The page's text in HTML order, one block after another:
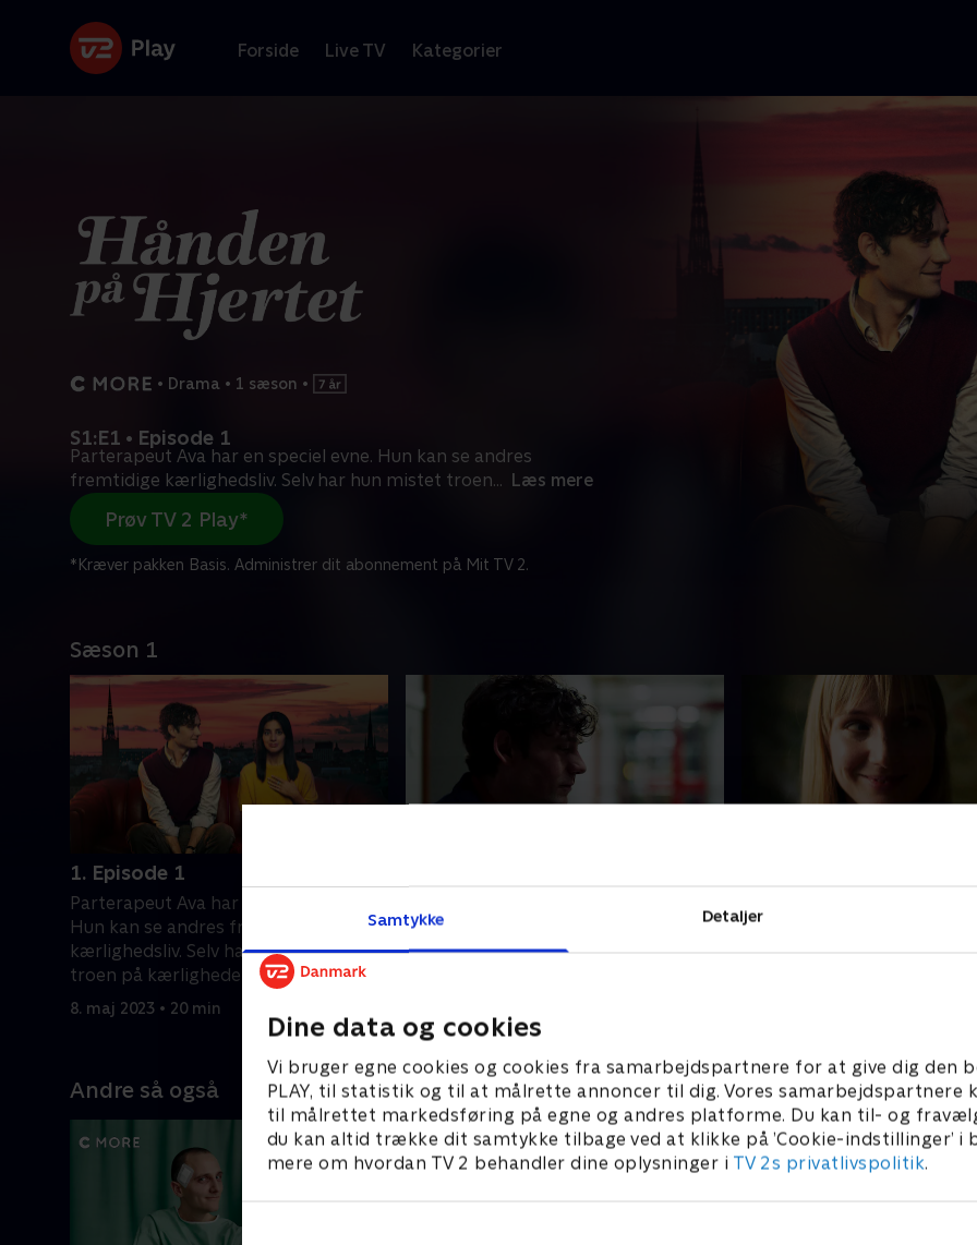
Samtykke Detaljer
Dine data og cookies
Vi bruger egne cookies og cookies fra samarbejdspartnere for at give dig den
PLAY, til statistik og til at målrette annoncer til dig. Vores samarbejdspartnere
til målrettet markedsføring på egne og andres platforme. Du kan til- og
du kan altid trække dit samtykke tilbage ved at klikke på ’Cookie-indstillinger’ i
mere om hvordan TV 2 behandler dine oplysninger i TV 2s privatlivspolitik.
Forside Live TV Kategorier
• Drama • 1 sæson •
S1:E1 • Episode 1
Parterapeut Ava har en speciel evne. Hun kan se andres
fremtidige kærlighedsliv. Selv har hun mistet troen... Læs mere
Prøv TV 2 Play*
*Kræver pakken Basis. Administrer dit abonnement på Mit TV 2.
Sæson 1
1. Episode 1
Parterapeut Ava har en speciel evne.
Hun kan se andres fremtidige
kærlighedsliv. Selv har hun mistet
troen på kærligheden
8. maj 2023 • 20 min
terapimodtagelsen. Ava får det
sværere med at holde følelserne
mellem hende og John og vil
Andre så også